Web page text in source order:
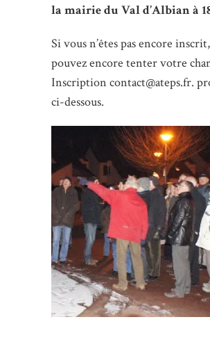
la mairie du Val d’Albian à
Si vous n’êtes pas encore
pouvez encore tenter votre
Inscription contact@ateps.fr.
ci-dessous.